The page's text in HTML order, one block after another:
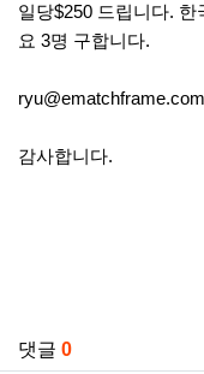
일당$250 드립니다.
요 3명 구합니다.
ryu@ematchframe.com
감사합니다.
댓글 0